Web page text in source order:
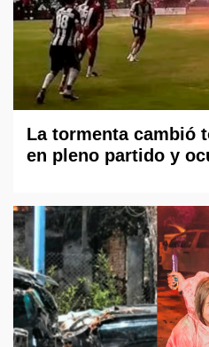
La tormenta cambió
en pleno partido y